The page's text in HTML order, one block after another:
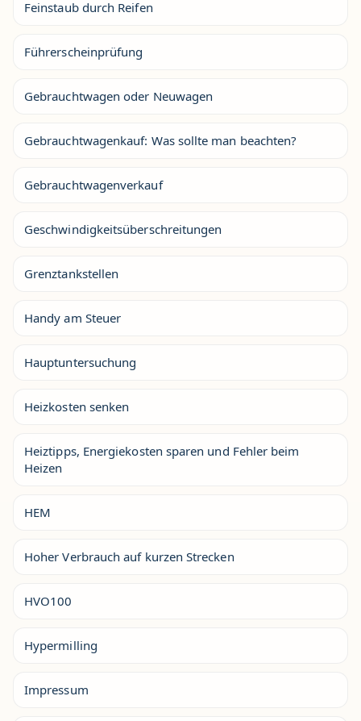
Feinstaub durch Reifen
Führerscheinprüfung
Gebrauchtwagen oder Neuwagen
Gebrauchtwagenkauf: Was sollte man beachten?
Gebrauchtwagenverkauf
Geschwindigkeitsüberschreitungen
Grenztankstellen
Handy am Steuer
Hauptuntersuchung
Heizkosten senken
Heiztipps, Energiekosten sparen und Fehler beim
Heizen
HEM
Hoher Verbrauch auf kurzen Strecken
HVO100
Hypermilling
Impressum